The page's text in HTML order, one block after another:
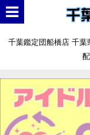
千葉鑑定団船橋店 千